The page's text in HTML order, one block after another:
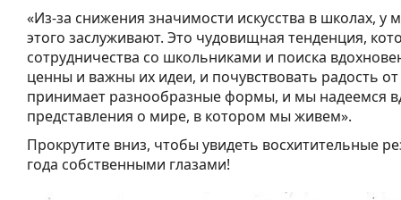
«Из-за снижения значимости искусства в школах, у
этого заслуживают. Это чудовищная тенденция,
сотрудничества со школьниками и поиска
ценны и важны их идеи, и почувствовать радость
принимает разнообразные формы, и мы надеемся
представления о мире, в котором мы живем».
Прокрутите вниз, чтобы увидеть восхитительные
года собственными глазами!